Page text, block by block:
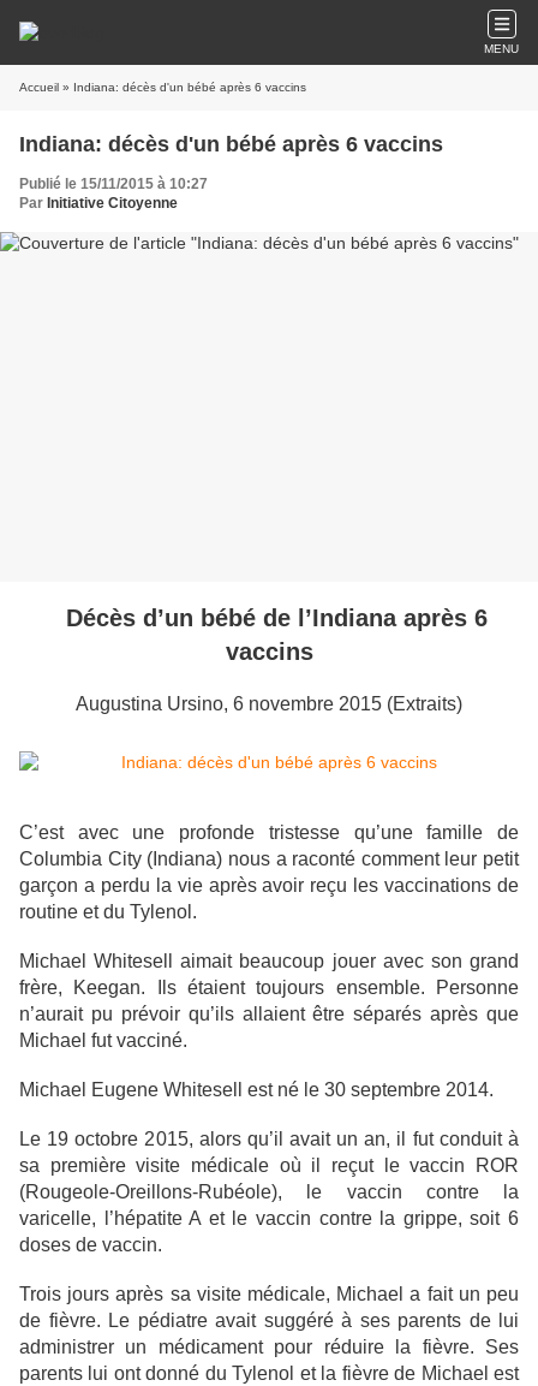
MENU
Accueil » Indiana: décès d'un bébé après 6 vaccins
Indiana: décès d'un bébé après 6 vaccins
Publié le 15/11/2015 à 10:27
Par Initiative Citoyenne
Décès d’un bébé de l’Indiana après 6
vaccins
Augustina Ursino, 6 novembre 2015 (Extraits)
C’est avec une profonde tristesse qu’une famille de
Columbia City (Indiana) nous a raconté comment leur petit
garçon a perdu la vie après avoir reçu les vaccinations de
routine et du Tylenol.
Michael Whitesell aimait beaucoup jouer avec son grand
frère, Keegan. Ils étaient toujours ensemble. Personne
n’aurait pu prévoir qu’ils allaient être séparés après que
Michael fut vacciné.
Michael Eugene Whitesell est né le 30 septembre 2014.
Le 19 octobre 2015, alors qu’il avait un an, il fut conduit à
sa première visite médicale où il reçut le vaccin ROR
(Rougeole-Oreillons-Rubéole), le vaccin contre la
varicelle, l’hépatite A et le vaccin contre la grippe, soit 6
doses de vaccin.
Trois jours après sa visite médicale, Michael a fait un peu
de fièvre. Le pédiatre avait suggéré à ses parents de lui
administrer un médicament pour réduire la fièvre. Ses
parents lui ont donné du Tylenol et la fièvre de Michael est